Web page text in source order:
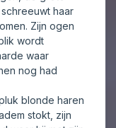
haar
Zijn ogen
wordt
waar
nog had
blonde haren
stokt, zijn